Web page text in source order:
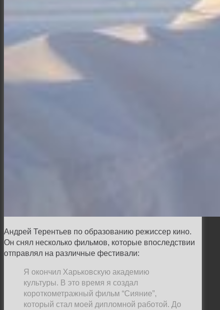
Андрей Терентьев по образованию режиссер кино.
Он снял несколько фильмов, которые впоследствии
отправлял на различные фестивали:
Я окончил Харьковскую академию
культуры. В это время я создал
короткометражный фильм “Сияние”,
который стал моей дипломной работой. До